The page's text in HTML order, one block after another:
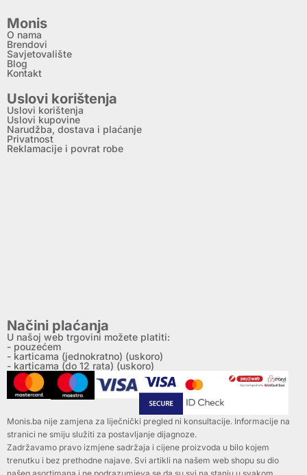
Monis
O nama
Brendovi
Savjetovalište
Blog
Kontakt
Uslovi korištenja
Uslovi korištenja
Uslovi kupovine
Narudžba, dostava i plaćanje
Privatnost
Reklamacije i povrat robe
Načini plaćanja
U našoj web trgovini možete platiti:
- pouzećem
- karticama (jednokratno) (uskoro)
- karticama (do 12 rata) (uskoro)
Monis.ba nije zamjena za liječnički pregled ni konsultacije. Informacije na
stranici ne smiju služiti za postavljanje dijagnoze.
Zadržavamo pravo izmjene sadržaja i cijene proizvoda u bilo kojem
trenutku i bez prethodne najave. Svi artikli na našem web shopu su dio